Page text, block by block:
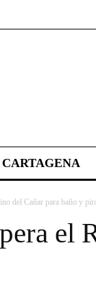
CARTAGENA
del Cañar para baño y
el